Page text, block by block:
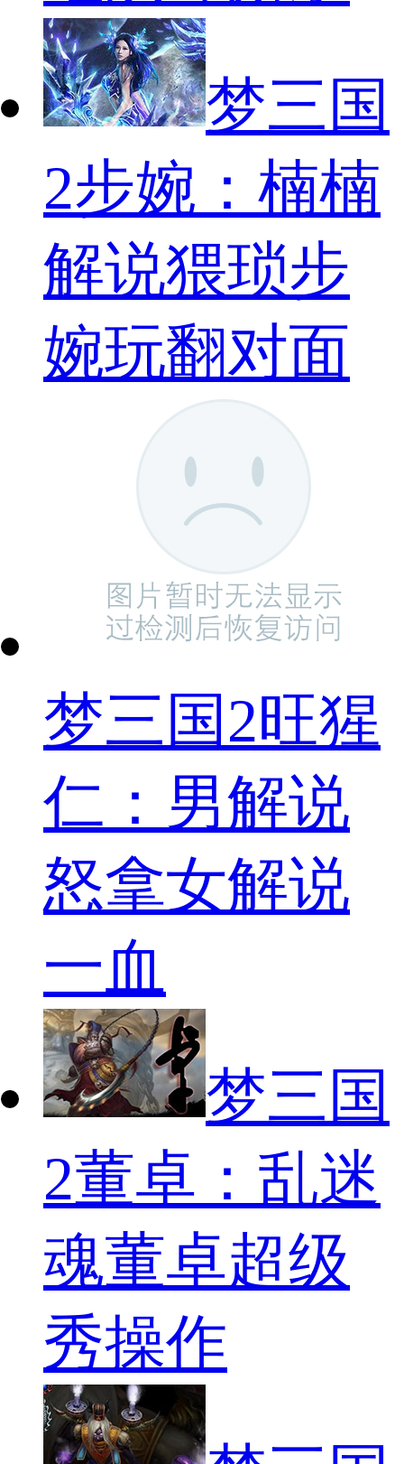
梦三国
2步婉：楠楠
解说猥琐步
婉玩翻对面
梦三国2旺猩
仁：男解说
怒拿女解说
一血
梦三国
2董卓：乱迷
魂董卓超级
秀操作